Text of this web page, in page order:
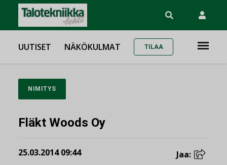
UUTISET NÄKÖKULMAT TILAA
NIMITYS
Fläkt Woods Oy
25.03.2014 09:44 Jaa: